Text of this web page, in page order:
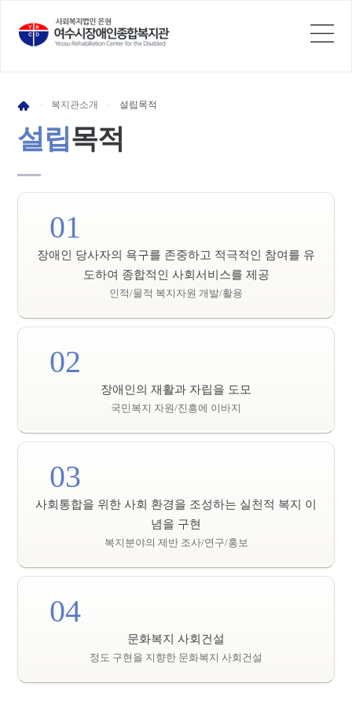
> 복지관소개 > 설립 목적
설립목적
01
장애인 당사자의 욕구를 존중하고 적극적인 참여를 유
도하여 종합적인 사회서비스를 제공
인적/물적 복지자원 개발/활용
02
장애인의 재활과 자립을 도모
국민복지 자원/진흥에 이바지
03
사회통합을 위한 사회 환경을 조성하는 실천적 복지 이
념을 구현
복지분야의 제반 조사/연구/홍보
04
문화복지 사회건설
정도 구현을 지향한 문화복지 사회건설